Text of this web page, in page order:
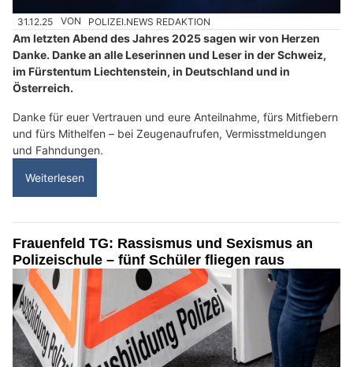
31.12.25 VON POLIZEI.NEWS REDAKTION
Am letzten Abend des Jahres 2025 sagen wir von Herzen
Danke. Danke an alle Leserinnen und Leser in der Schweiz,
im Fürstentum Liechtenstein, in Deutschland und in
Österreich.
Danke für euer Vertrauen und eure Anteilnahme, fürs Mitfiebern
und fürs Mithelfen – bei Zeugenaufrufen, Vermisstmeldungen
und Fahndungen.
Weiterlesen
Frauenfeld TG: Rassismus und Sexismus an
Polizeischule – fünf Schüler fliegen raus